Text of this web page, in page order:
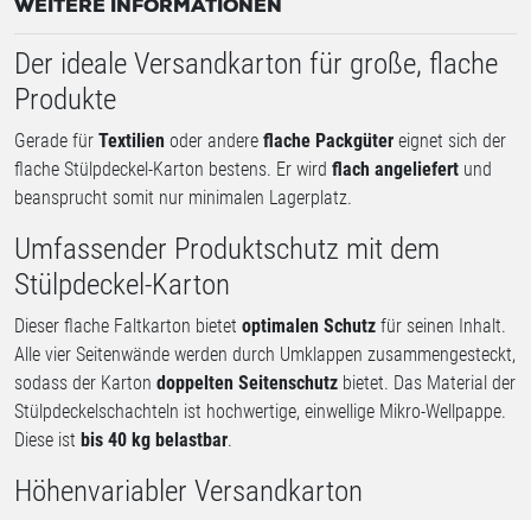
WEITERE INFORMATIONEN
Der ideale Versandkarton für große, flache
Produkte
Gerade für Textilien oder andere flache Packgüter eignet sich der
flache Stülpdeckel-Karton bestens. Er wird flach angeliefert und
beansprucht somit nur minimalen Lagerplatz.
Umfassender Produktschutz mit dem
Stülpdeckel-Karton
Dieser flache Faltkarton bietet optimalen Schutz für seinen Inhalt.
Alle vier Seitenwände werden durch Umklappen zusammengesteckt,
sodass der Karton doppelten Seitenschutz bietet. Das Material der
Stülpdeckelschachteln ist hochwertige, einwellige Mikro-Wellpappe.
Diese ist bis 40 kg belastbar.
Höhenvariabler Versandkarton